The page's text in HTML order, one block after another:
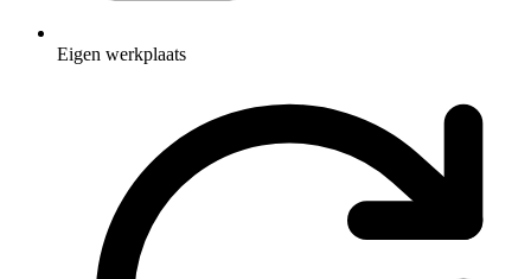
Eigen werkplaats